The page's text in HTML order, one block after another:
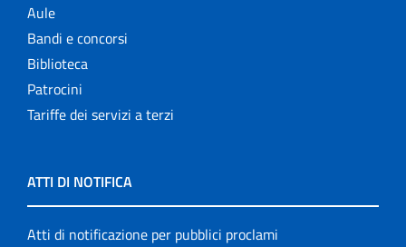
Aule
Bandi e concorsi
Biblioteca
Patrocini
Tariffe dei servizi a terzi
ATTI DI NOTIFICA
Atti di notificazione per pubblici proclami